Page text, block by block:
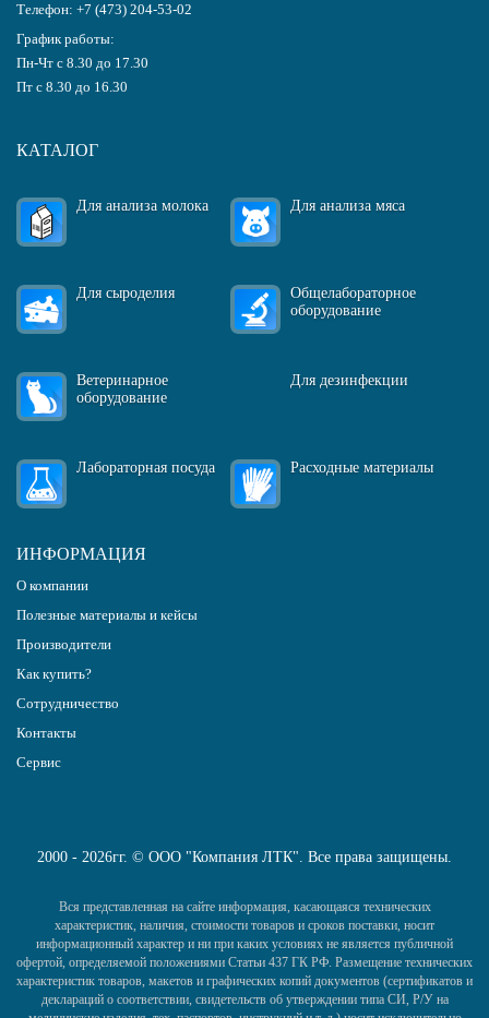
Телефон: +7 (473) 204-53-02
График работы:
Пн-Чт с 8.30 до 17.30
Пт с 8.30 до 16.30
КАТАЛОГ
Для анализа молока Для анализа мяса
Для сыроделия
Общелабораторное
оборудование
Ветеринарное
оборудование
Для дезинфекции
Лабораторная посуда Расходные материалы
ИНФОРМАЦИЯ
О компании
Полезные материалы и кейсы
Производители
Как купить?
Сотрудничество
Контакты
Сервис
2000 - 2026гг. © ООО "Компания ЛТК". Все права защищены.
Вся представленная на сайте информация, касающаяся технических
характеристик, наличия, стоимости товаров и сроков поставки, носит
информационный характер и ни при каких условиях не является публичной
офертой, определяемой положениями Статьи 437 ГК РФ. Размещение технических
характеристик товаров, макетов и графических копий документов (сертификатов и
деклараций о соответствии, свидетельств об утверждении типа СИ, Р/У на